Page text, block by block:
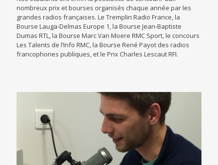
nombreux prix et bourses organisés chaque année par les
grandes radios françaises. Le Tremplin Radio France, la
Bourse Lauga-Delmas Europe 1, la Bourse Jean-Baptiste
Dumas RTL, la Bourse Marc Van Moere RMC Sport, le concours
Les Talents de l’Info RMC, la Bourse René Payot des radios
francophones publiques, et le Prix Charles Lescaut RFI.